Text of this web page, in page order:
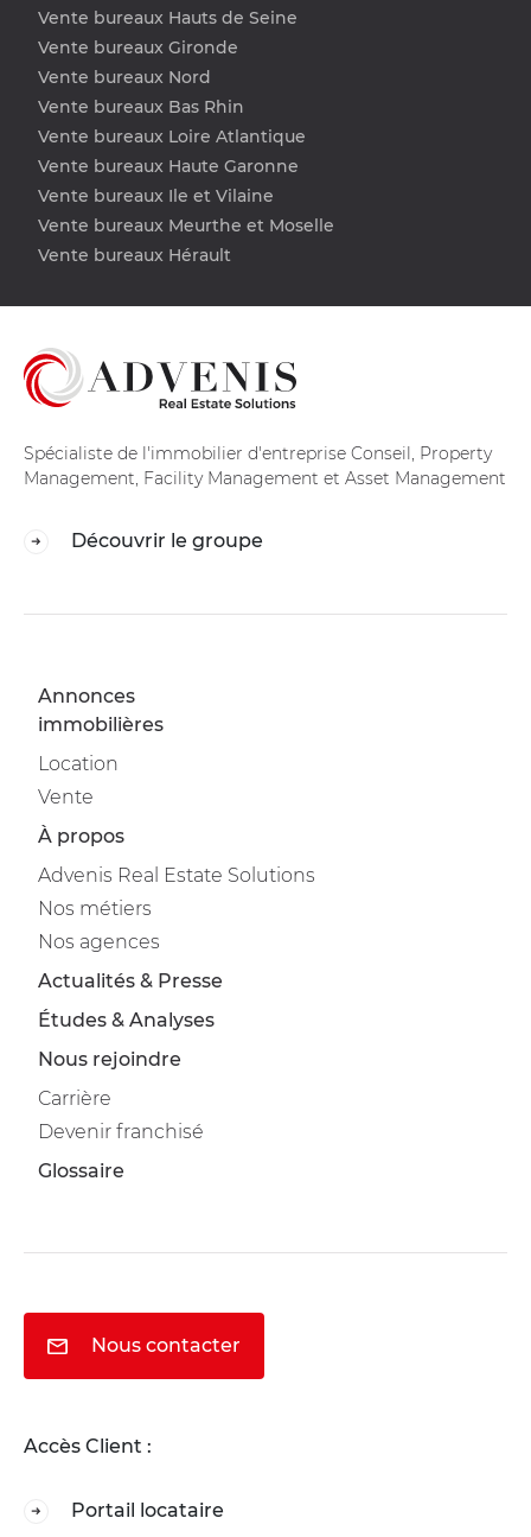
Vente bureaux Hauts de Seine
Vente bureaux Gironde
Vente bureaux Nord
Vente bureaux Bas Rhin
Vente bureaux Loire Atlantique
Vente bureaux Haute Garonne
Vente bureaux Ile et Vilaine
Vente bureaux Meurthe et Moselle
Vente bureaux Hérault
Spécialiste de l'immobilier d'entreprise Conseil, Property
Management, Facility Management et Asset Management
Découvrir le groupe
Annonces
immobilières
Location
Vente
À propos
Advenis Real Estate Solutions
Nos métiers
Nos agences
Actualités & Presse
Études & Analyses
Nous rejoindre
Carrière
Devenir franchisé
Glossaire
Nous contacter
Accès Client :
Portail locataire